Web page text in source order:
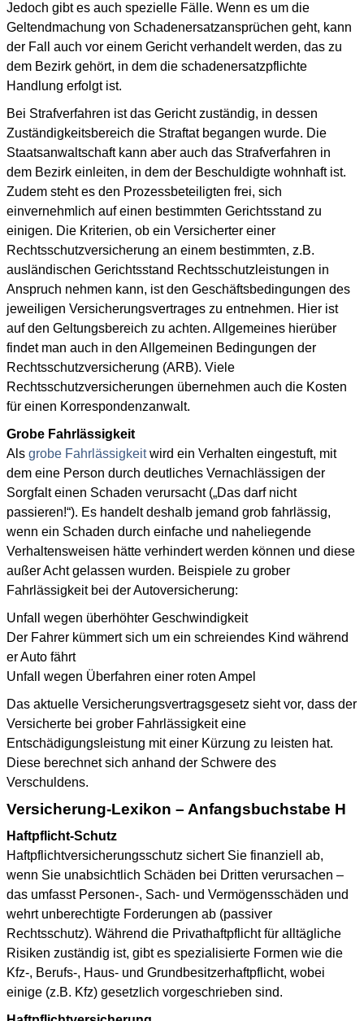
Jedoch gibt es auch spezielle Fälle. Wenn es um die
Geltendmachung von Schadenersatzansprüchen geht, kann
der Fall auch vor einem Gericht verhandelt werden, das zu
dem Bezirk gehört, in dem die schadenersatzpflichte
Handlung erfolgt ist.
Bei Strafverfahren ist das Gericht zuständig, in dessen
Zuständigkeitsbereich die Straftat begangen wurde. Die
Staatsanwaltschaft kann aber auch das Strafverfahren in
dem Bezirk einleiten, in dem der Beschuldigte wohnhaft ist.
Zudem steht es den Prozessbeteiligten frei, sich
einvernehmlich auf einen bestimmten Gerichtsstand zu
einigen. Die Kriterien, ob ein Versicherter einer
Rechtsschutzversicherung an einem bestimmten, z.B.
ausländischen Gerichtsstand Rechtsschutzleistungen in
Anspruch nehmen kann, ist den Geschäftsbedingungen des
jeweiligen Versicherungsvertrages zu entnehmen. Hier ist
auf den Geltungsbereich zu achten. Allgemeines hierüber
findet man auch in den Allgemeinen Bedingungen der
Rechtsschutzversicherung (ARB). Viele
Rechtsschutzversicherungen übernehmen auch die Kosten
für einen Korrespondenzanwalt.
Grobe Fahrlässigkeit
Als grobe Fahrlässigkeitwird ein Verhalten eingestuft, mit
dem eine Person durch deutliches Vernachlässigen der
Sorgfalt einen Schaden verursacht („Das darf nicht
passieren!“). Es handelt deshalb jemand grob fahrlässig,
wenn ein Schaden durch einfache und naheliegende
Verhaltensweisen hätte verhindert werden können und diese
außer Acht gelassen wurden. Beispiele zu grober
Fahrlässigkeit bei der Autoversicherung:
Unfall wegen überhöhter Geschwindigkeit
Der Fahrer kümmert sich um ein schreiendes Kind während
er Auto fährt
Unfall wegen Überfahren einer roten Ampel
Das aktuelle Versicherungsvertragsgesetz sieht vor, dass der
Versicherte bei grober Fahrlässigkeit eine
Entschädigungsleistung mit einer Kürzung zu leisten hat.
Diese berechnet sich anhand der Schwere des
Verschuldens.
Versicherung-Lexikon – Anfangsbuchstabe H
Haftpflicht-Schutz
Haftpflichtversicherungsschutz sichert Sie finanziell ab,
wenn Sie unabsichtlich Schäden bei Dritten verursachen –
das umfasst Personen-, Sach- und Vermögensschäden und
wehrt unberechtigte Forderungen ab (passiver
Rechtsschutz). Während die Privathaftpflicht für alltägliche
Risiken zuständig ist, gibt es spezialisierte Formen wie die
Kfz-, Berufs-, Haus- und Grundbesitzerhaftpflicht, wobei
einige (z.B. Kfz) gesetzlich vorgeschrieben sind.